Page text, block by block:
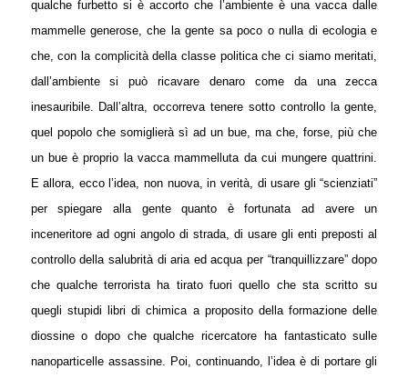
qualche furbetto si è accorto che l’ambiente è una vacca dalle
mammelle generose, che la gente sa poco o nulla di ecologia e
che, con la complicità della classe politica che ci siamo meritati,
dall’ambiente si può ricavare denaro come da una zecca
inesauribile. Dall’altra, occorreva tenere sotto controllo la gente,
quel popolo che somiglierà sì ad un bue, ma che, forse, più che
un bue è proprio la vacca mammelluta da cui mungere quattrini.
E allora, ecco l’idea, non nuova, in verità, di usare gli “scienziati”
per spiegare alla gente quanto è fortunata ad avere un
inceneritore ad ogni angolo di strada, di usare gli enti preposti al
controllo della salubrità di aria ed acqua per “tranquillizzare” dopo
che qualche terrorista ha tirato fuori quello che sta scritto su
quegli stupidi libri di chimica a proposito della formazione delle
diossine o dopo che qualche ricercatore ha fantasticato sulle
nanoparticelle assassine. Poi, continuando, l’idea è di portare gli